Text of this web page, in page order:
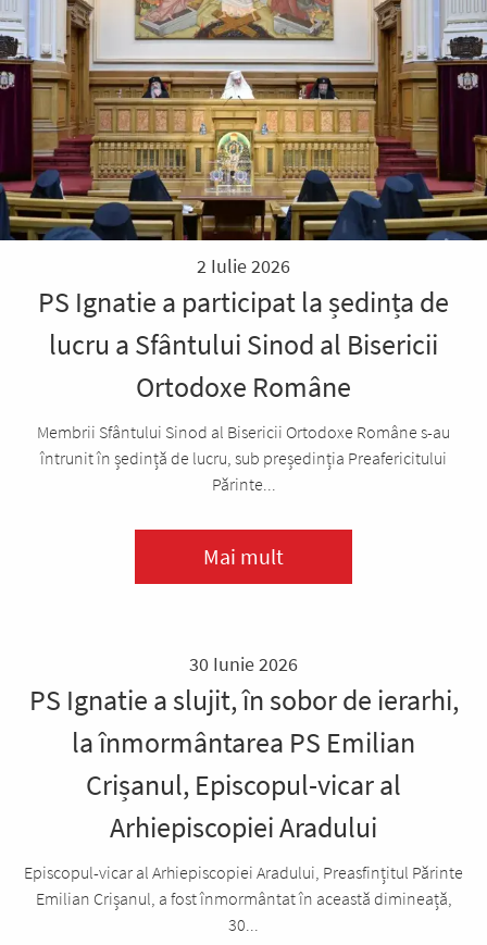
2 Iulie 2026
PS Ignatie a participat la ședința de
lucru a Sfântului Sinod al Bisericii
Ortodoxe Române
Membrii Sfântului Sinod al Bisericii Ortodoxe Române s-au
întrunit în ședință de lucru, sub președinția Preafericitului
Părinte...
Mai mult
30 Iunie 2026
PS Ignatie a slujit, în sobor de ierarhi,
la înmormântarea PS Emilian
Crișanul, Episcopul-vicar al
Arhiepiscopiei Aradului
Episcopul-vicar al Arhiepiscopiei Aradului, Preasfințitul Părinte
Emilian Crișanul, a fost înmormântat în această dimineață,
30...